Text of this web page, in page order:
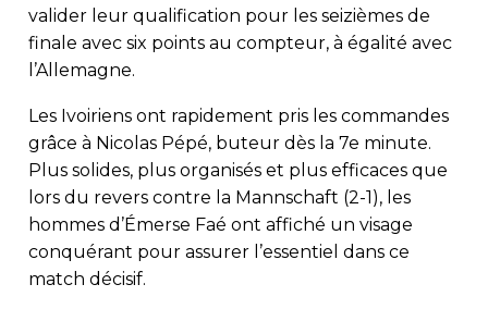
valider leur qualification pour les seizièmes de
finale avec six points au compteur, à égalité avec
l’Allemagne.
Les Ivoiriens ont rapidement pris les commandes
grâce à Nicolas Pépé, buteur dès la 7e minute.
Plus solides, plus organisés et plus efficaces que
lors du revers contre la Mannschaft (2-1), les
hommes d’Émerse Faé ont affiché un visage
conquérant pour assurer l’essentiel dans ce
match décisif.